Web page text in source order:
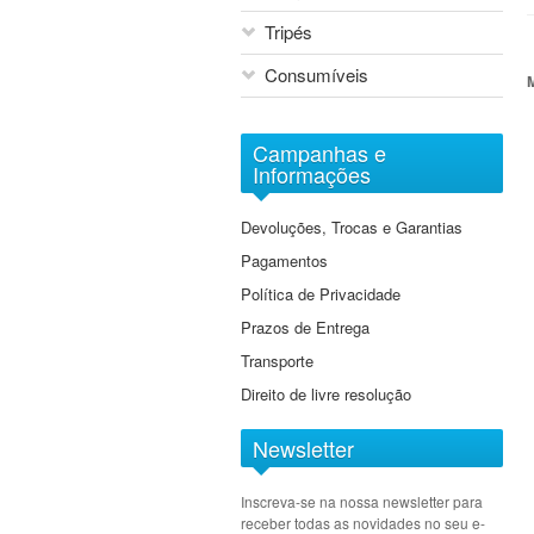
Cine Lenses
Tilt & Shift
Extensores
Objectivas EF-M
Grande Angular
Standard
Standard Zoom
Tele Zoom
Tripés
Consumíveis
Arquivo Digital Sony
DVD
Baterias
Cartões de Memória
Cassetes
Campanhas e
Informações
Devoluções, Trocas e Garantias
Pagamentos
Política de Privacidade
Prazos de Entrega
Transporte
Direito de livre resolução
Newsletter
Inscreva-se na nossa newsletter para
receber todas as novidades no seu e-